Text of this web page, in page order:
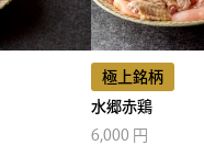
極上銘柄
水郷赤鶏
6,000 円